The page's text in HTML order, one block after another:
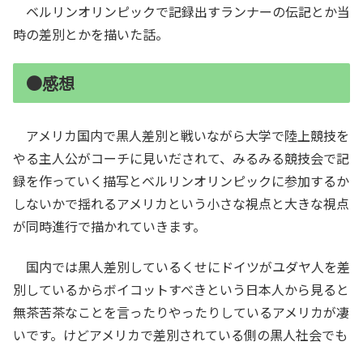
ベルリンオリンピックで記録出すランナーの伝記とか当
時の差別とかを描いた話。
●感想
アメリカ国内で黒人差別と戦いながら大学で陸上競技を
やる主人公がコーチに見いだされて、みるみる競技会で記
録を作っていく描写とベルリンオリンピックに参加するか
しないかで揺れるアメリカという小さな視点と大きな視点
が同時進行で描かれていきます。
国内では黒人差別しているくせにドイツがユダヤ人を差
別しているからボイコットすべきという日本人から見ると
無茶苦茶なことを言ったりやったりしているアメリカが凄
いです。けどアメリカで差別されている側の黒人社会でも